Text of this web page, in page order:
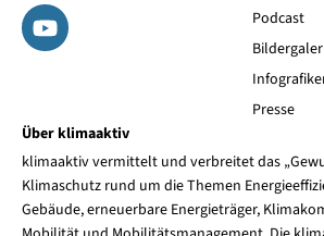
Podcast
Presse
Über klimaaktiv
klimaaktiv vermittelt und verbreitet das
Klimaschutz rund um die Themen
Gebäude, erneuerbare Energieträger,